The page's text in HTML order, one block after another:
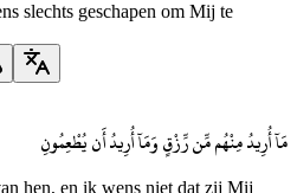
slechts geschapen om Mij te
مَآ أُرِيدُ مِنْهُم مِّن رِّزْقٍ وَمَآ أُرِيدُ أَن يُطْعِمُونِ
hen, en ik wens niet dat zij Mij